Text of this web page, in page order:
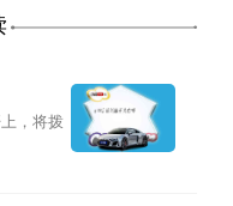
，将拨